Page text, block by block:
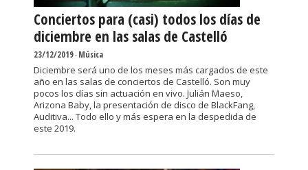
Conciertos para (casi) todos los días de
diciembre en las salas de Castelló
23/12/2019-Música
Diciembre será uno de los meses más cargados de este
año en las salas de conciertos de Castelló. Son muy
pocos los días sin actuación en vivo. Julián Maeso,
Arizona Baby, la presentación de disco de BlackFang,
Auditiva... Todo ello y más espera en la despedida de
este 2019.